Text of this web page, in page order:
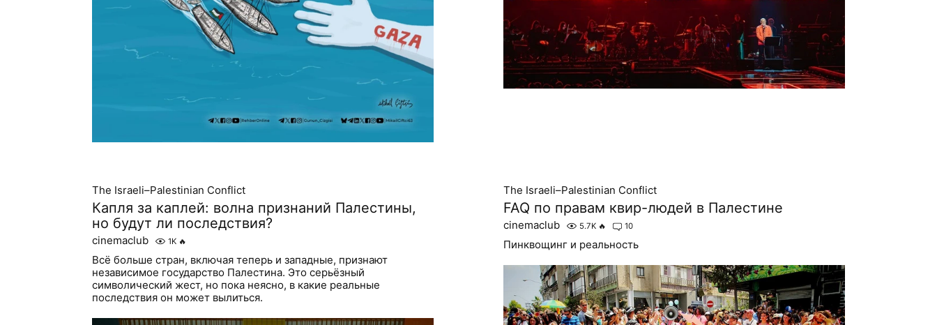
The Israeli–Palestinian Conflict
Капля за каплей: волна признаний Палестины,
но будут ли последствия?
cinemaclub 1K 🔥
Всё больше стран, включая теперь и западные, признают
независимое государство Палестина. Это серьёзный
символический жест, но пока неясно, в какие реальные
последствия он может вылиться.
The Israeli–Palestinian Conflict
FAQ по правам квир-людей в Палестине
cinemaclub 5.7K 🔥 10
Пинквощинг и реальность